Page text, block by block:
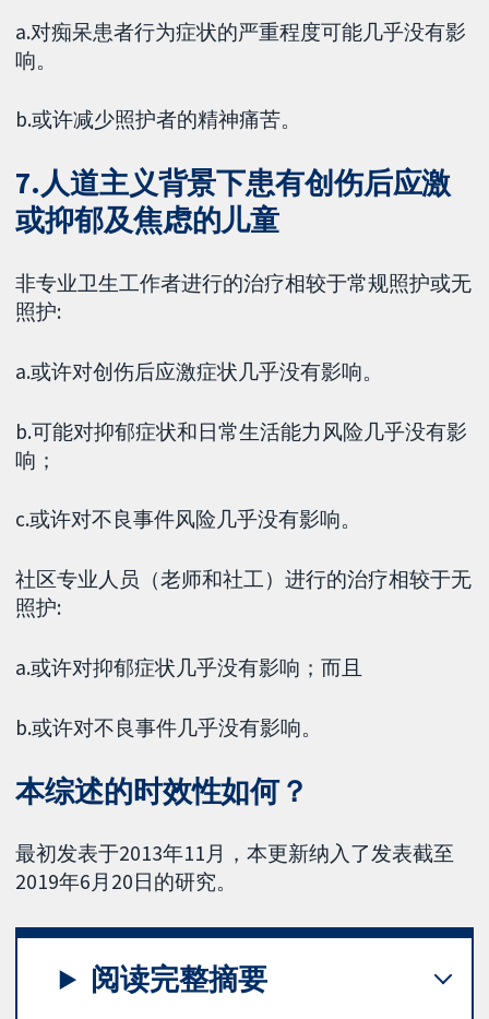
a.对痴呆患者行为症状的严重程度可能几乎没有影
响。
b.或许减少照护者的精神痛苦。
7.人道主义背景下患有创伤后应激
或抑郁及焦虑的儿童
非专业卫生工作者进行的治疗相较于常规照护或无
照护:
a.或许对创伤后应激症状几乎没有影响。
b.可能对抑郁症状和日常生活能力风险几乎没有影
响；
c.或许对不良事件风险几乎没有影响。
社区专业人员（老师和社工）进行的治疗相较于无
照护:
a.或许对抑郁症状几乎没有影响；而且
b.或许对不良事件几乎没有影响。
本综述的时效性如何？
最初发表于2013年11月，本更新纳入了发表截至
2019年6月20日的研究。
阅读完整摘要